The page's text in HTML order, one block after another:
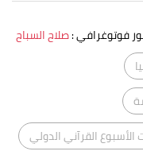
فوتوغرافي:صلاح السباح
الأسبوع القرآني الدولي